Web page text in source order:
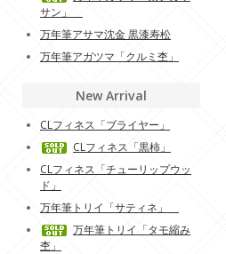
サン」
万年筆アサマ沈金 黒漆寿松
万年筆アガツマ「クルミ杢」
New Arrival
CLフィネス「ブライヤー」
CLフィネス「黒柿」
CLフィネス「チューリップウッ
ド」
万年筆トリイ「サティネ」
万年筆トリイ「タモ縮み
杢」